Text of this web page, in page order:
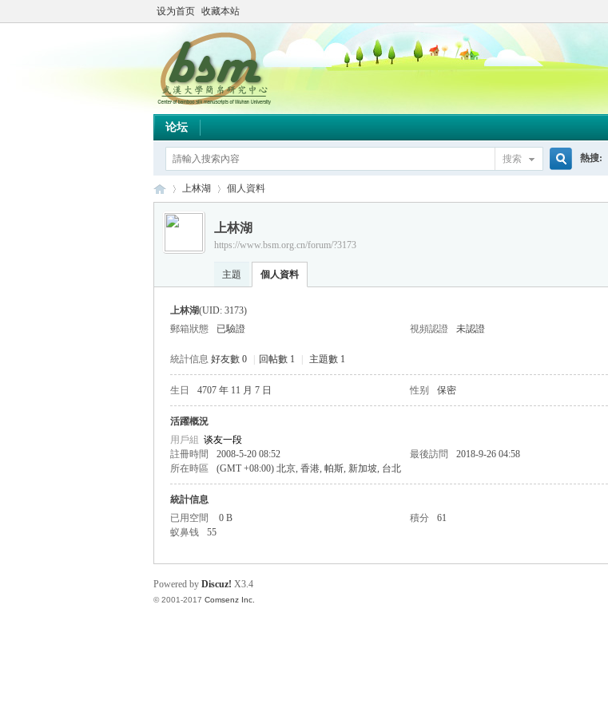
设为首页 收藏本站
论坛
搜索 熱搜:
›
上林湖 個人資料
上林湖
https://www.bsm.org.cn/forum/?3173
主題 個人資料
上林湖(UID: 3173)
郵箱狀態
已驗證 視頻認證 未認證
統計信息 好友數 0 回帖數 1 主題數 1
生日 4707 年 11 月 7 日 性别 保密
活躍概況
用戶組 谈友一段
註冊時間
2008-5-20 08:52 最後訪問 2018-9-26 04:58
所在時區
(GMT +08:00) 北京, 香港, 帕斯, 新加坡, 台北
統計信息
已用空間
0 B 積分 61
蚁鼻钱
55
Powered by Discuz! X3.4
© 2001-2017 Comsenz Inc.